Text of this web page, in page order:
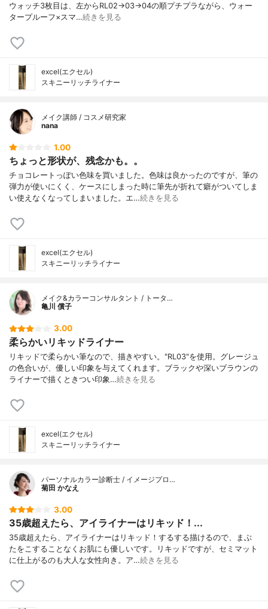
ウォッチ3枚目は、左からRL02→03→04の順プチプラながら、ウォー
タープルーフ×スマ…続きを見る
excel(エクセル)
スキニーリッチライナー
メイク講師 / コスメ研究家
nana
1.00
ちょっと形状が、残念かも。。
チョコレートっぽい色味を買いました。色味は良かったのですが、筆の
弾力が使いにくく、ケースにしまった時に筆先が折れて癖がついてしま
い使えなくなってしまいました。エ…続きを見る
excel(エクセル)
スキニーリッチライナー
メイク&カラーコンサルタント / トータ…
亀川 償子
3.00
柔らかいリキッドライナー
リキッドで柔らかい筆なので、描きやすい。"RL03"を使用。グレージュ
の色合いが、優しい印象を与えてくれます。ブラックや深いブラウンの
ライナーで描くときつい印象…続きを見る
excel(エクセル)
スキニーリッチライナー
パーソナルカラー診断士 / イメージプロ…
菊田 かなえ
3.00
35歳超えたら、アイライナーはリキッド！...
35歳超えたら、アイライナーはリキッド！するする描けるので、まぶ
たをこすることなくお肌にも優しいです。リキッドですが、セミマット
に仕上がるのも大人な女性向き。ア…続きを見る